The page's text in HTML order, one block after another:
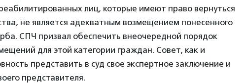
лиц, которые имеют право вернуться
не является адекватным возмещением понесенного
СПЧ призвал обеспечить внеочередной порядок
для этой категории граждан. Совет, как и
представить в суд свое экспертное заключение и
представителя.